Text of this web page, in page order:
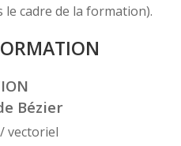
cadre de la formation).
Bézier
vectoriel